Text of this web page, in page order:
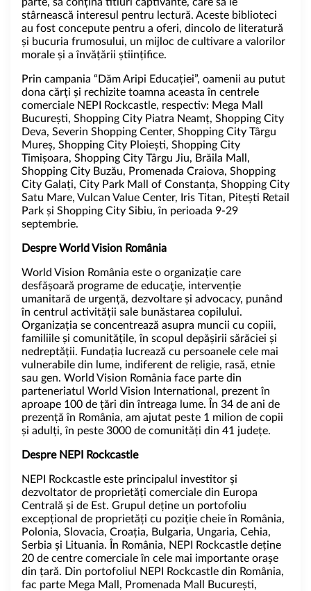
stârnească interesul pentru lectură. Aceste biblioteci
au fost concepute pentru a oferi, dincolo de literatură
și bucuria frumosului, un mijloc de cultivare a valorilor
morale și a învățării științifice.
Prin campania “Dăm Aripi Educației”, oamenii au putut
dona cărți și rechizite toamna aceasta în centrele
comerciale NEPI Rockcastle, respectiv: Mega Mall
București, Shopping City Piatra Neamț, Shopping City
Deva, Severin Shopping Center, Shopping City Târgu
Mureș, Shopping City Ploiești, Shopping City
Timișoara, Shopping City Târgu Jiu, Brăila Mall,
Shopping City Buzău, Promenada Craiova, Shopping
City Galați, City Park Mall of Constanța, Shopping City
Satu Mare, Vulcan Value Center, Iris Titan, Pitești Retail
Park și Shopping City Sibiu, în perioada 9-29
septembrie.
Despre World Vision România
World Vision România este o organizație care
desfășoară programe de educaţie, intervenție
umanitară de urgență, dezvoltare și advocacy, punând
în centrul activității sale bunăstarea copilului.
Organizația se concentrează asupra muncii cu copiii,
familiile și comunitățile, în scopul depășirii sărăciei și
nedreptății. Fundația lucrează cu persoanele cele mai
vulnerabile din lume, indiferent de religie, rasă, etnie
sau gen. World Vision România face parte din
parteneriatul World Vision International, prezent în
aproape 100 de țări din întreaga lume. În 34 de ani de
prezență în România, am ajutat peste 1 milion de copii
și adulți, în peste 3000 de comunități din 41 județe.
Despre NEPI Rockcastle
NEPI Rockcastle este principalul investitor și
dezvoltator de proprietăți comerciale din Europa
Centrală și de Est. Grupul deține un portofoliu
excepțional de proprietăți cu poziție cheie în România,
Polonia, Slovacia, Croația, Bulgaria, Ungaria, Cehia,
Serbia și Lituania. În România, NEPI Rockcastle deține
20 de centre comerciale în cele mai importante orașe
din țară. Din portofoliul NEPI Rockcastle din România,
fac parte Mega Mall, Promenada Mall București,